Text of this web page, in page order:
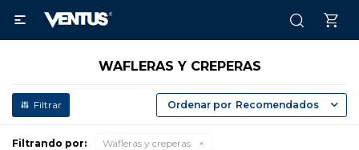

WAFLERAS Y CREPERAS
Recomendados
Filtrando por: Wafleras y creperas